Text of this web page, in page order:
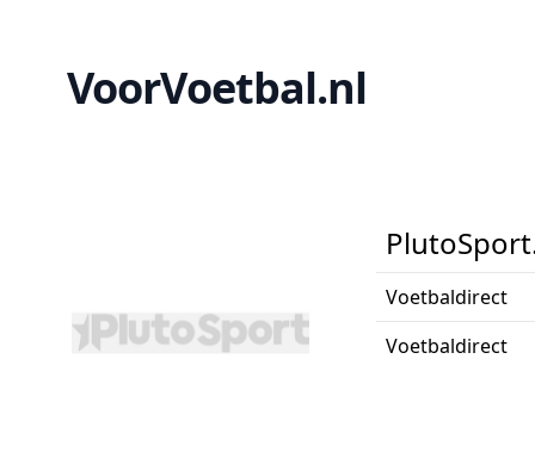
VoorVoetbal.nl
Voetbaldirect
Voetbaldirect